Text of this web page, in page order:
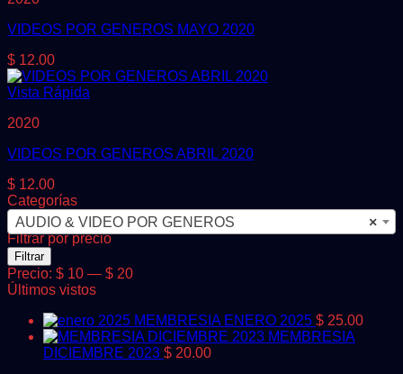
VIDEOS POR GENEROS MAYO 2020
$ 12.00
Vista Rápida
2020
VIDEOS POR GENEROS ABRIL 2020
$ 12.00
Categorías
×
AUDIO & VIDEO POR GENEROS
Filtrar por precio
Precio
mínimo
Precio
máximo
Filtrar
Precio: $ 10 — $ 20
Últimos vistos
MEMBRESIA ENERO 2025 $ 25.00
MEMBRESIA
DICIEMBRE 2023 $ 20.00